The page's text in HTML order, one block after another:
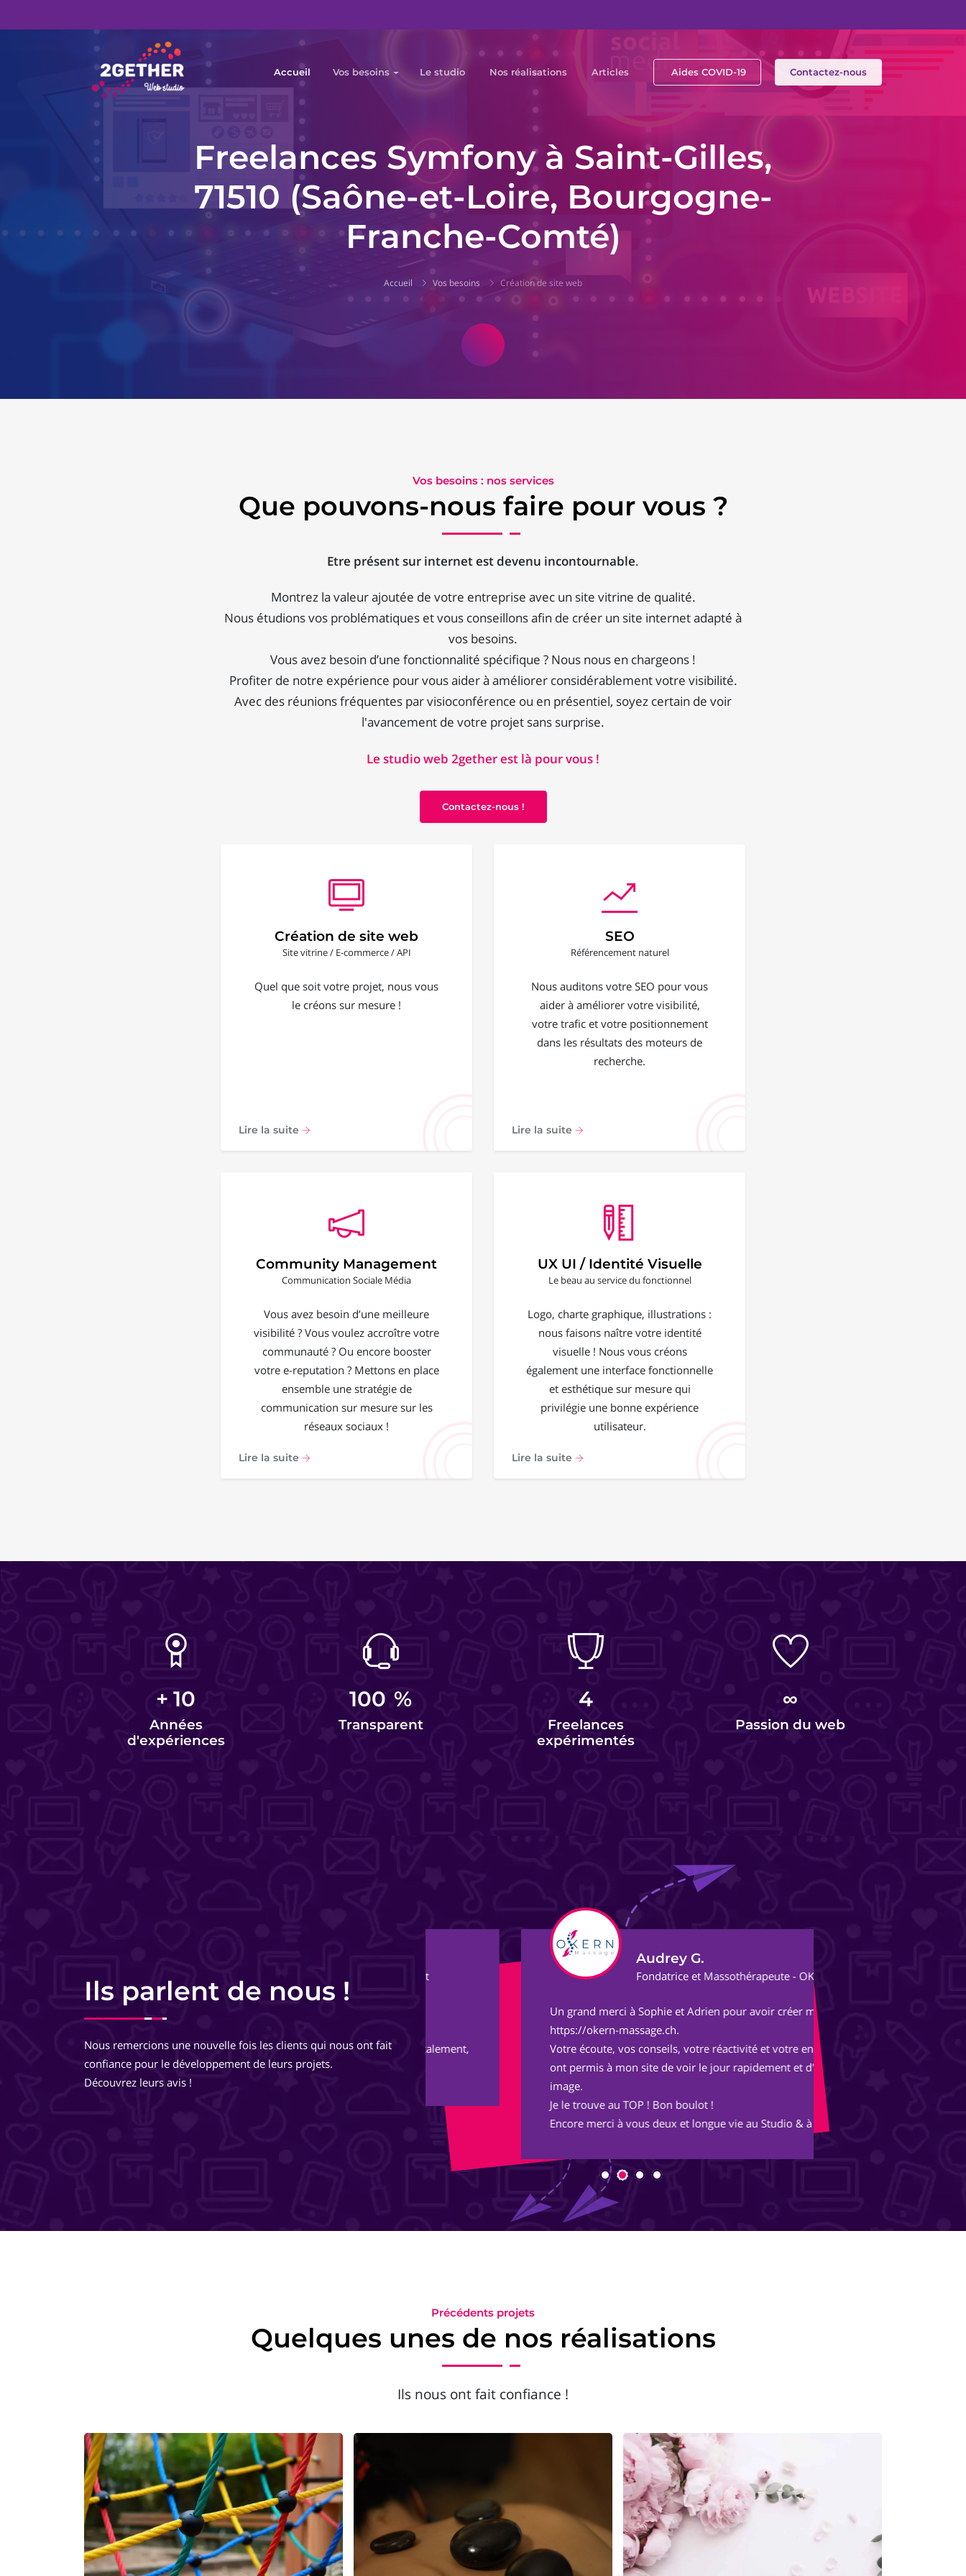
Accueil Vos besoins Le studio Nos réalisations Articles Aides COVID-19 Contactez-nous
Freelances Symfony à Saint-Gilles,
71510 (Saône-et-Loire, Bourgogne-
Franche-Comté)
Accueil Vos besoins Création de site web
Vos besoins : nos services
Que pouvons-nous faire pour vous ?
Etre présent sur internet est devenu incontournable.
Montrez la valeur ajoutée de votre entreprise avec un site vitrine de qualité.
Nous étudions vos problématiques et vous conseillons afin de créer un site internet adapté à
vos besoins.
Vous avez besoin d’une fonctionnalité spécifique ? Nous nous en chargeons !
Profiter de notre expérience pour vous aider à améliorer considérablement votre visibilité.
Avec des réunions fréquentes par visioconférence ou en présentiel, soyez certain de voir
l'avancement de votre projet sans surprise.
Le studio web 2gether est là pour vous !
Contactez-nous !
Création de site web
Site vitrine / E-commerce / API
Quel que soit votre projet, nous vous
le créons sur mesure !
Lire la suite
SEO
Référencement naturel
Nous auditons votre SEO pour vous
aider à améliorer votre visibilité,
votre trafic et votre positionnement
dans les résultats des moteurs de
recherche.
Lire la suite
Community Management
Communication Sociale Média
Vous avez besoin d’une meilleure
visibilité ? Vous voulez accroître votre
communauté ? Ou encore booster
votre e-reputation ? Mettons en place
ensemble une stratégie de
communication sur mesure sur les
réseaux sociaux !
Lire la suite
UX UI / Identité Visuelle
Le beau au service du fonctionnel
Logo, charte graphique, illustrations :
nous faisons naître votre identité
visuelle ! Nous vous créons
également une interface fonctionnelle
et esthétique sur mesure qui
privilégie une bonne expérience
utilisateur.
Lire la suite
+ 10
Années
d'expériences
100 %
Transparent
4
Freelances
expérimentés
∞
Passion du web
Ils parlent de nous !
Nous remercions une nouvelle fois les clients qui nous ont fait
confiance pour le développement de leurs projets.
Découvrez leurs avis !
Equipe très pro, très réactive. De très bons conseils, des
travailler avec eux ! Ils pensent à tout ! Je recommande totalement,
même les yeux fermés !
Audrey G.
Fondatrice et Massothérapeute - OKern
Un grand merci à Sophie et Adrien pour avoir créer mon site
https://okern-massage.ch.
Votre écoute, vos conseils, votre réactivité et votre engagement
ont permis à mon site de voir le jour rapidement et d'être à mon
Je le trouve au TOP ! Bon boulot !
Encore merci à vous deux et longue vie au Studio & à OKern :-)
Précédents projets
Quelques unes de nos réalisations
Ils nous ont fait confiance !